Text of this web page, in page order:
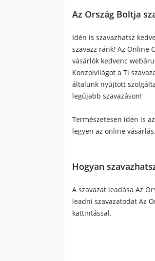
Az Ország Boltja
Idén is szavazhatsz
szavazz ránk! Az Online
vásárlók kedvenc
Konzolvilágot a Ti
általunk nyújtott
legújabb szavazáson!
Természetesen idén is
legyen az online
Hogyan
A szavazat leadása Az
leadni szavazatodat Az
kattintással.